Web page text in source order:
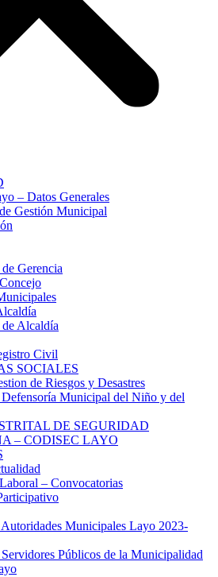
– Datos Generales
Gestión Municipal
Gerencia
de Alcaldía
Civil
SOCIALES
de Riesgos y Desastres
Municipal del Niño y del
DE SEGURIDAD
– CODISEC LAYO
– Convocatorias
Municipales Layo 2023-
Públicos de la Municipalidad